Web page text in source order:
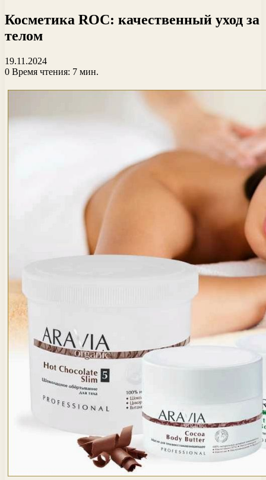
Косметика ROC: качественный уход за
телом
19.11.2024
0 Время чтения: 7 мин.